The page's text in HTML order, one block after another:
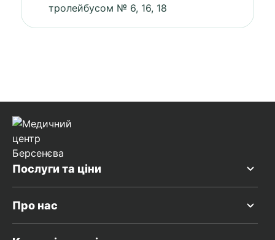
тролейбусом № 6, 16, 18
Послуги та ціни
Про нас